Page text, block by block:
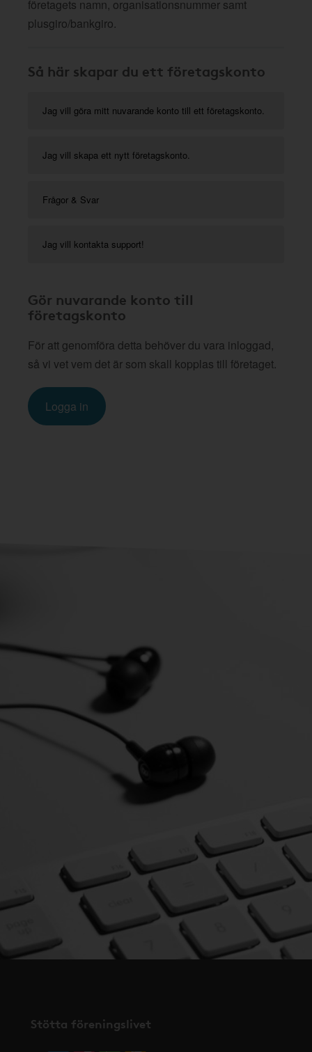
företagets namn, organisationsnummer samt
plusgiro/bankgiro.
Så här skapar du ett företagskonto
Jag vill göra mitt nuvarande konto till ett företagskonto.
Jag vill skapa ett nytt företagskonto.
Frågor & Svar
Jag vill kontakta support!
Gör nuvarande konto till
företagskonto
För att genomföra detta behöver du vara inloggad,
så vi vet vem det är som skall kopplas till företaget.
Logga in
Stötta föreningslivet